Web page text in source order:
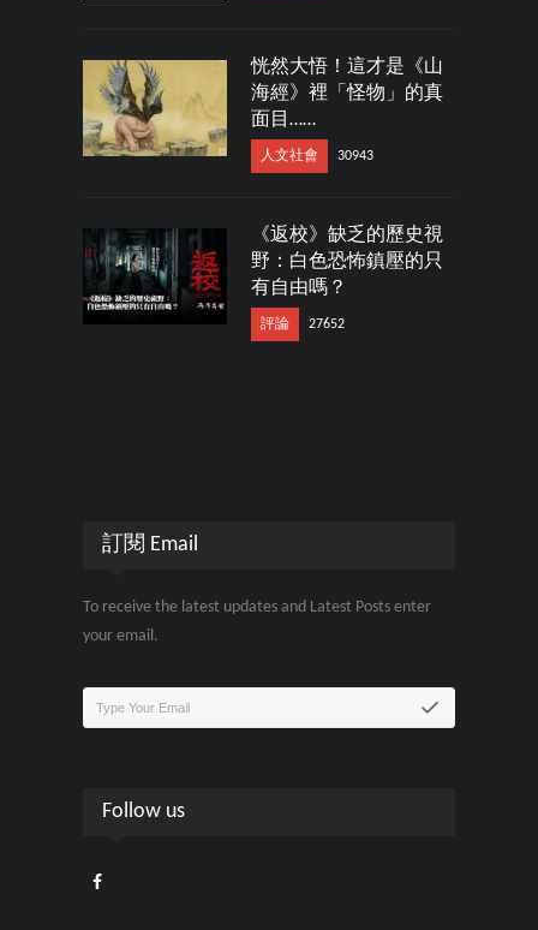
恍然大悟！這才是《山
海經》裡「怪物」的真
面目……
人文社會 30943
《返校》缺乏的歷史視
野：白色恐怖鎮壓的只
有自由嗎？
評論 27652
訂閱 Email
To receive the latest updates and Latest Posts enter
your email.
Follow us